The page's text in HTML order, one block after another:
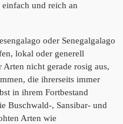
und reich an
oder Senegalgalago
lokal oder generell
nicht gerade rosig aus,
die ihrerseits immer
in ihrem Fortbestand
Buschwald-, Sansibar- und
Arten wie